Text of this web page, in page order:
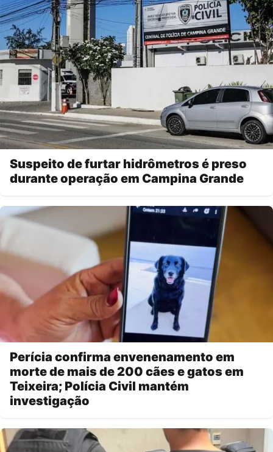
Suspeito de furtar hidrômetros é preso
durante operação em Campina Grande
Perícia confirma envenenamento em
morte de mais de 200 cães e gatos em
Teixeira; Polícia Civil mantém
investigação